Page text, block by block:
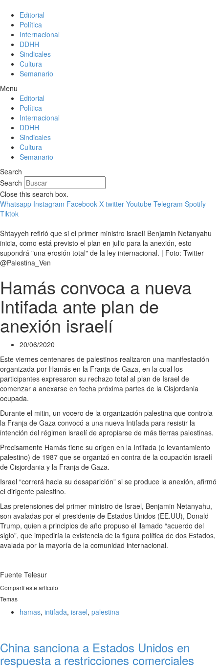
Editorial
Política
Internacional
DDHH
Sindicales
Cultura
Semanario
Menu
Editorial
Política
Internacional
DDHH
Sindicales
Cultura
Semanario
Search
Search
Close this search box.
Whatsapp Instagram Facebook X-twitter Youtube Telegram Spotify
Tiktok
Shtayyeh refirió que si el primer ministro israelí Benjamin Netanyahu
inicia, como está previsto el plan en julio para la anexión, esto
supondrá "una erosión total" de la ley internacional. | Foto: Twitter
@Palestina_Ven
Hamás convoca a nueva
Intifada ante plan de
anexión israelí
20/06/2020
Este viernes centenares de palestinos realizaron una manifestación
organizada por Hamás en la Franja de Gaza, en la cual los
participantes expresaron su rechazo total al plan de Israel de
comenzar a anexarse en fecha próxima partes de la Cisjordania
ocupada.
Durante el mitin, un vocero de la organización palestina que controla
la Franja de Gaza convocó a una nueva Intifada para resistir la
intención del régimen israelí de apropiarse de más tierras palestinas.
Precisamente Hamás tiene su origen en la Intifada (o levantamiento
palestino) de 1987 que se organizó en contra de la ocupación israelí
de Cisjordania y la Franja de Gaza.
Israel “correrá hacia su desaparición” si se produce la anexión, afirmó
el dirigente palestino.
Las pretensiones del primer ministro de Israel, Benjamin Netanyahu,
son avaladas por el presidente de Estados Unidos (EE.UU), Donald
Trump, quien a principios de año propuso el llamado “acuerdo del
siglo”, que impediría la existencia de la figura política de dos Estados,
avalada por la mayoría de la comunidad internacional.
Fuente Telesur
Compartí este artículo
Temas
hamas, intifada, israel, palestina
China sanciona a Estados Unidos en
respuesta a restricciones comerciales